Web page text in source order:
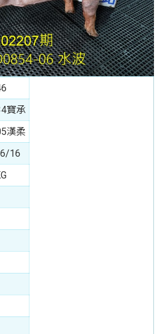
寶承
漢柔
16